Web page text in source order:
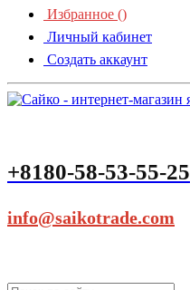
Избранное ()
Личный кабинет
Создать аккаунт
+8180-58-53-55-25
info@saikotrade.com